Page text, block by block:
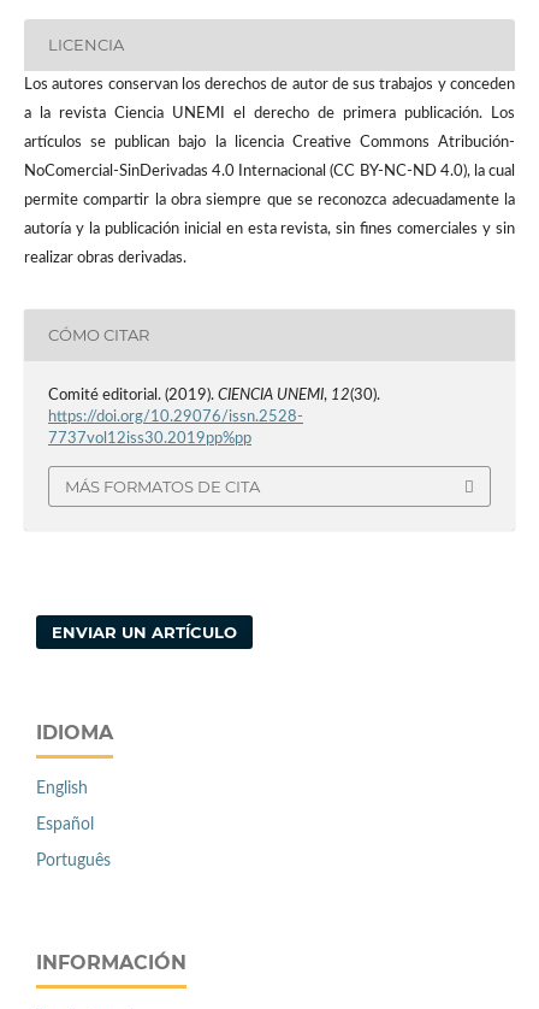
LICENCIA
Los autores conservan los derechos de autor de sus trabajos y conceden
a la revista Ciencia UNEMI el derecho de primera publicación. Los
artículos se publican bajo la licencia Creative Commons Atribución-
NoComercial-SinDerivadas 4.0 Internacional (CC BY-NC-ND 4.0), la cual
permite compartir la obra siempre que se reconozca adecuadamente la
autoría y la publicación inicial en esta revista, sin fines comerciales y sin
realizar obras derivadas.
CÓMO CITAR
Comité editorial. (2019). CIENCIA UNEMI, 12(30).
https://doi.org/10.29076/issn.2528-
7737vol12iss30.2019pp%pp
MÁS FORMATOS DE CITA
ENVIAR UN ARTÍCULO
IDIOMA
English
Español
Português
INFORMACIÓN